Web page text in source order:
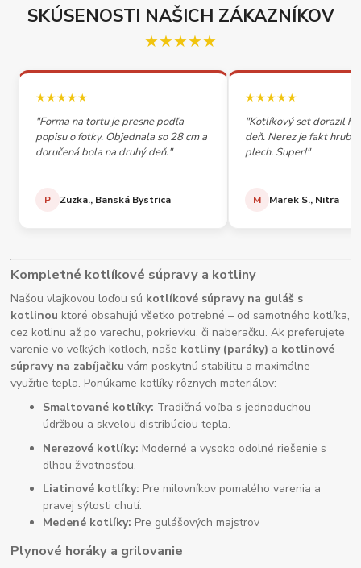
SKÚSENOSTI NAŠICH ZÁKAZNÍKOV
★★★★★
★★★★★
"Forma na tortu je presne podľa
popisu o fotky. Objednala so 28 cm a
doručená bola na druhý deň."
P Zuzka., Banská Bystrica
★★★★★
"Kotlíkový set dorazil
deň. Nerez je fakt
plech. Super!"
M Marek S., Nitra
Kompletné kotlíkové súpravy a kotliny
Našou vlajkovou loďou sú kotlíkové súpravy na guláš s
kotlinou ktoré obsahujú všetko potrebné – od samotného kotlíka,
cez kotlinu až po varechu, pokrievku, či naberačku. Ak preferujete
varenie vo veľkých kotloch, naše kotliny (paráky) a kotlinové
súpravy na zabíjačku vám poskytnú stabilitu a maximálne
využitie tepla. Ponúkame kotlíky rôznych materiálov:
Smaltované kotlíky: Tradičná voľba s jednoduchou
údržbou a skvelou distribúciou tepla.
Nerezové kotlíky: Moderné a vysoko odolné riešenie s
dlhou životnosťou.
Liatinové kotlíky: Pre milovníkov pomalého varenia a
pravej sýtosti chutí.
Medené kotlíky: Pre gulášových majstrov
Plynové horáky a grilovanie